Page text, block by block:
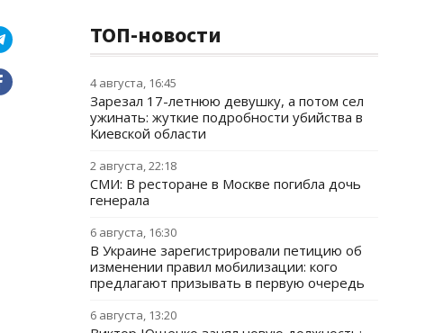
ТОП-новости
4 августа, 16:45
Зарезал 17-летнюю девушку, а потом сел
ужинать: жуткие подробности убийства в
Киевской области
2 августа, 22:18
СМИ: В ресторане в Москве погибла дочь
генерала
6 августа, 16:30
В Украине зарегистрировали петицию об
изменении правил мобилизации: кого
предлагают призывать в первую очередь
6 августа, 13:20